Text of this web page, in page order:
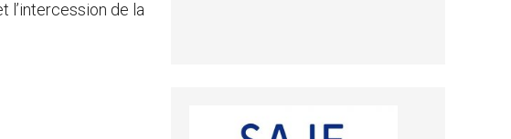
l’intercession de la